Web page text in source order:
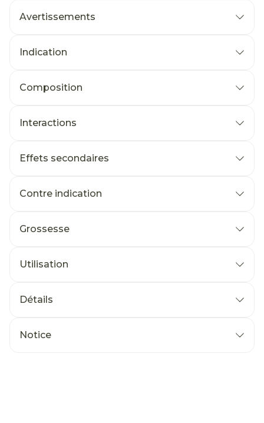
Avertissements
Indication
Composition
Interactions
Effets secondaires
Contre indication
Grossesse
Utilisation
Détails
Notice